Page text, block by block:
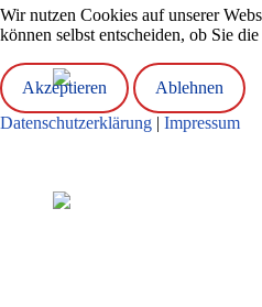
Welchen Gefahren sind Kinder
Dormagen und der Landesanstalt
Sponsored walk
Wir nutzen Cookies auf unserer
können selbst entscheiden, ob Sie
Akzeptieren
Ablehnen
Datenschutzerklärung | Impressum